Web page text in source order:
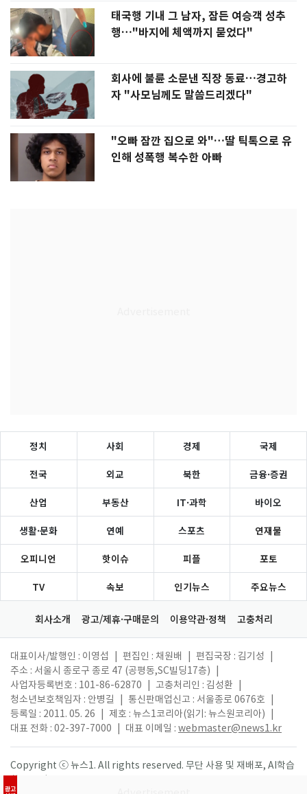
태국행 기내 그 남자, 잠든 여승객 성추
행…"바지에 체액까지 묻었다"
회사에 불륜 소문낸 직장 동료…경고하
자 "사모님께도 말씀드리겠다"
"오빠 잠깐 집으로 와"…딸 틱톡으로 유
인해 성폭행 복수한 아빠
광고
정치 사회 경제 국제
전국 외교 북한 금융·증권
산업 부동산 IT·과학 바이오
생활·문화 연예 스포츠 연재물
오피니언 핫이슈 피플 포토
TV 속보 인기뉴스 주요뉴스
회사소개 광고/제휴·구매문의 이용약관·정책 고충처리
대표이사/발행인 : 이영섭 편집인 : 채원배 편집국장 : 김기성
주소 : 서울시 종로구 종로 47 (공평동,SC빌딩17층)
사업자등록번호 : 101-86-62870
고충처리인 : 김성환
청소년보호책임자 : 안병길
통신판매업신고 : 서울종로 0676호
등록일 : 2011. 05. 26
제호 : 뉴스1코리아(읽기: 뉴스원코리아)
대표 전화 : 02-397-7000
대표 이메일 : webmaster@news1.kr
Copyright ⓒ 뉴스1. All rights reserved. 무단 사용 및 재배포, AI학습
활용 금지.